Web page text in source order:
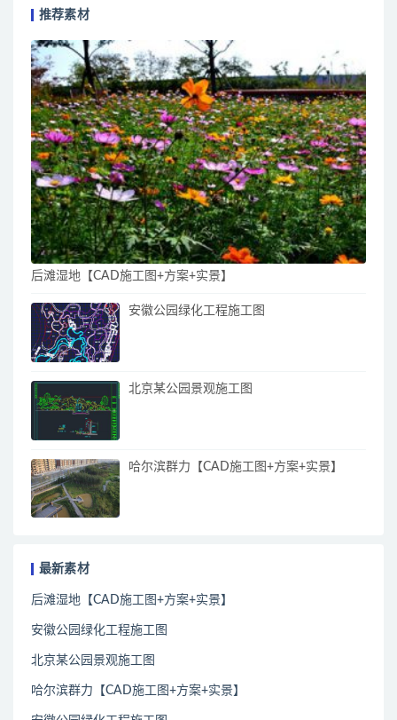
推荐素材
后滩湿地【CAD施工图+方案+实景】
安徽公园绿化工程施工图
北京某公园景观施工图
哈尔滨群力【CAD施工图+方案+实景】
最新素材
后滩湿地【CAD施工图+方案+实景】
安徽公园绿化工程施工图
北京某公园景观施工图
哈尔滨群力【CAD施工图+方案+实景】